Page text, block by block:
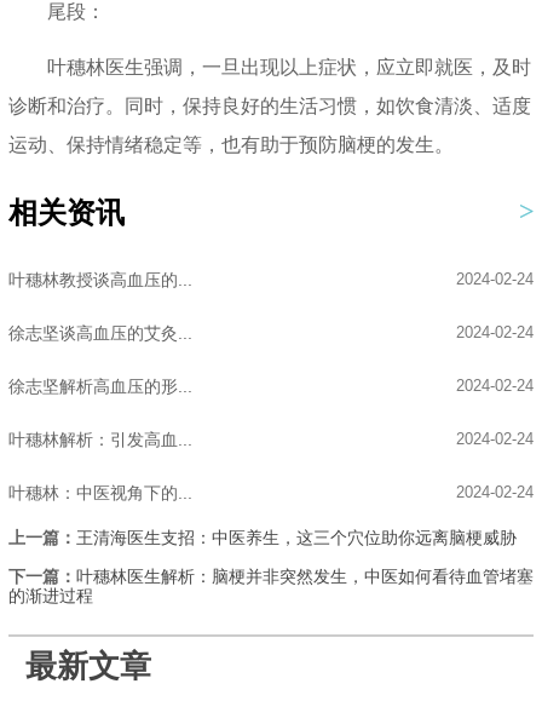
尾段：
叶穗林医生强调，一旦出现以上症状，应立即就医，及时
诊断和治疗。同时，保持良好的生活习惯，如饮食清淡、适度
运动、保持情绪稳定等，也有助于预防脑梗的发生。
相关资讯
2024-02-24
叶穗林教授谈高血压的...
2024-02-24
徐志坚谈高血压的艾灸...
2024-02-24
徐志坚解析高血压的形...
2024-02-24
叶穗林解析：引发高血...
2024-02-24
叶穗林：中医视角下的...
上一篇： 王清海医生支招：中医养生，这三个穴位助你远离脑梗威胁
下一篇： 叶穗林医生解析：脑梗并非突然发生，中医如何看待血管堵塞
的渐进过程
最新文章